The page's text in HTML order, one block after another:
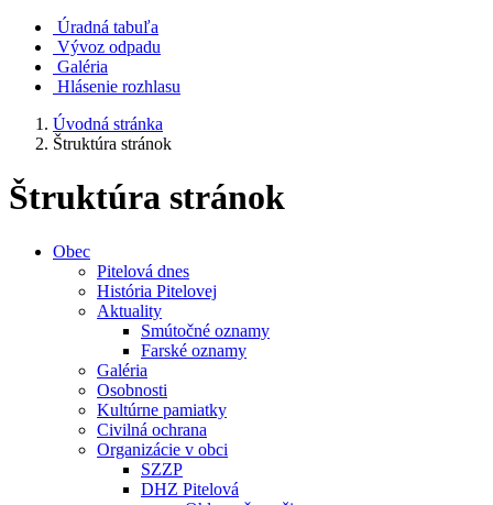
Úradná tabuľa
Vývoz odpadu
Galéria
Hlásenie rozhlasu
Úvodná stránka
Štruktúra stránok
Štruktúra stránok
Obec
Pitelová dnes
História Pitelovej
Aktuality
Smútočné oznamy
Farské oznamy
Galéria
Osobnosti
Kultúrne pamiatky
Civilná ochrana
Organizácie v obci
SZZP
DHZ Pitelová